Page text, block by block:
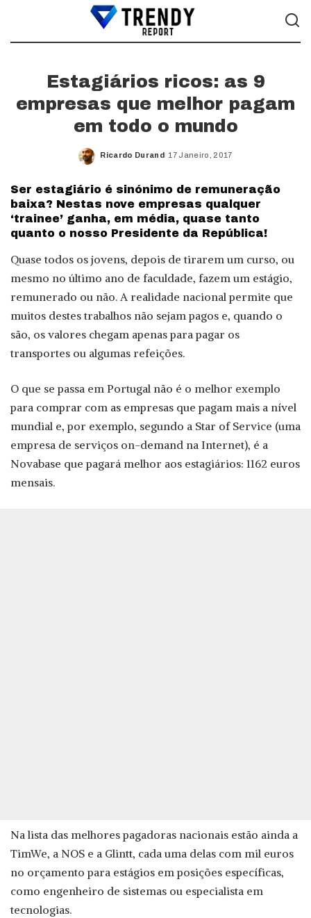
Estagiários ricos: as 9
empresas que melhor pagam
em todo o mundo
Posted
Ricardo Durand 17 Janeiro, 2017
Ser estagiário é sinónimo de remuneração
baixa? Nestas nove empresas qualquer
‘trainee’ ganha, em média, quase tanto
quanto o nosso Presidente da República!
Quase todos os jovens, depois de tirarem um curso, ou
mesmo no último ano de faculdade, fazem um estágio,
remunerado ou não. A realidade nacional permite que
muitos destes trabalhos não sejam pagos e, quando o
são, os valores chegam apenas para pagar os
transportes ou algumas refeições.
O que se passa em Portugal não é o melhor exemplo
para comprar com as empresas que pagam mais a nível
mundial e, por exemplo, segundo a Star of Service (uma
empresa de serviços on-demand na Internet), é a
Novabase que pagará melhor aos estagiários: 1162 euros
mensais.
Na lista das melhores pagadoras nacionais estão ainda a
TimWe, a NOS e a Glintt, cada uma delas com mil euros
no orçamento para estágios em posições específicas,
como engenheiro de sistemas ou especialista em
tecnologias.